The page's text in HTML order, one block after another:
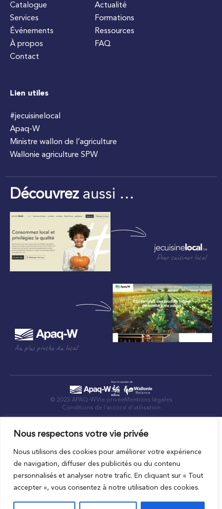
Nous respectons votre vie privée
Nous utilisons des cookies pour améliorer votre expérience
de navigation, diffuser des publicités ou du contenu
personnalisés et analyser notre trafic. En cliquant sur « Tout
accepter », vous consentez à notre utilisation des cookies.
Catalogue
Services
Événements
À propos
Contact
Actualité
Formations
Ressources
FAQ
Lien utiles
#jecuisinelocal
Apaq-W
Ministre wallon de l’agriculture
Wallonie agriculture SPW
Découvrezaussi …
Pour cuisiner local
Au plus proche du local
© 2023 APAQ-WVie privée Mentions légales
Conditions de l’accord d’utilisation